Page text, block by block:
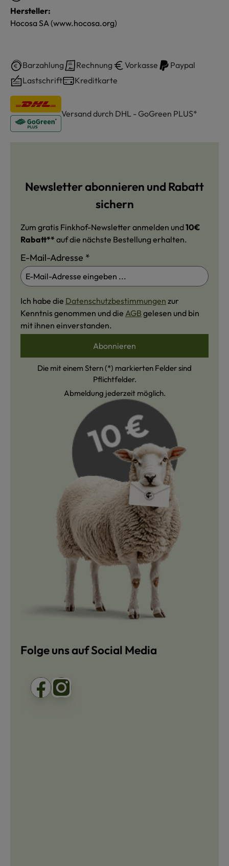
Hersteller:
Hocosa SA (www.hocosa.org)
Barzahlung Rechnung Vorkasse
Paypal
Lastschrift
Kreditkarte
Versand durch DHL - GoGreen PLUS*
Newsletter abonnieren und Rabatt
sichern
Zum gratis Finkhof-Newsletter anmelden und10€
Rabatt** auf die nächste Bestellung erhalten.
E-Mail-Adresse *
Ich habe die Datenschutzbestimmungen zur
Kenntnis genommen und die AGB gelesen und bin
mit ihnen einverstanden.
Abonnieren
Die mit einem Stern (*) markierten Felder sind
Pflichtfelder.
Abmeldung jederzeit möglich.
Folge uns auf Social Media